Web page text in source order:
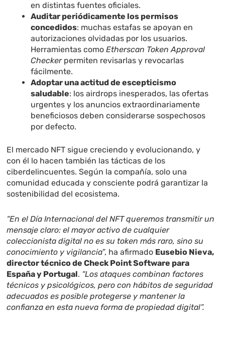
en distintas fuentes oficiales.
Auditar periódicamente los permisos
concedidos: muchas estafas se apoyan en
autorizaciones olvidadas por los usuarios.
Herramientas comoEtherscan Token Approval
Checkerpermiten revisarlas y revocarlas
fácilmente.
Adoptar una actitud de escepticismo
saludable: los airdrops inesperados, las ofertas
urgentes y los anuncios extraordinariamente
beneficiosos deben considerarse sospechosos
por defecto.
El mercado NFT sigue creciendo y evolucionando, y
con él lo hacen también las tácticas de los
ciberdelincuentes. Según la compañía, solo una
comunidad educada y consciente podrá garantizar la
sostenibilidad del ecosistema.
“En el Día Internacional del NFT queremos transmitir un
mensaje claro: el mayor activo de cualquier
coleccionista digital no es su token más raro, sino su
conocimiento y vigilancia”, ha afirmado Eusebio Nieva,
director técnico de Check Point Software para
España y Portugal. “Los ataques combinan factores
técnicos y psicológicos, pero con hábitos de seguridad
adecuados es posible protegerse y mantener la
confianza en esta nueva forma de propiedad digital”.